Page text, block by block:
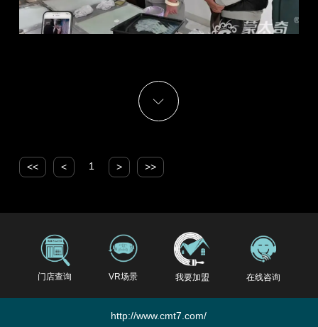
<< < 1 > >>
门店查询 VR场景 我要加盟 在线咨询
http://www.cmt7.com/